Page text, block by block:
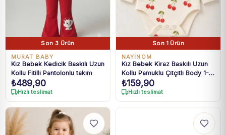
Son 3 Ürün
MURAT BABY
Kız Bebek Kedicik Baskılı Uzun
Kollu Fitilli Pantolonlu takım
₺489,90
Hızlı teslimat
Son 1 Ürün
NAYİNOM
Kız Bebek Kiraz Baskılı Uzun
Kollu Pamuklu Çıtçıtlı Body 1-3
Yaş
₺159,90
Hızlı teslimat